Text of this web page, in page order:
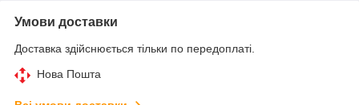
Умови доставки
Доставка здійснюється тільки по передоплаті.
Нова Пошта